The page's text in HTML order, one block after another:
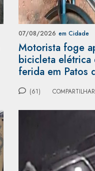
07/08/2026 em Cidade
Motorista foge
bicicleta elétrica
ferida em Patos
(61) COMPARTILHAR